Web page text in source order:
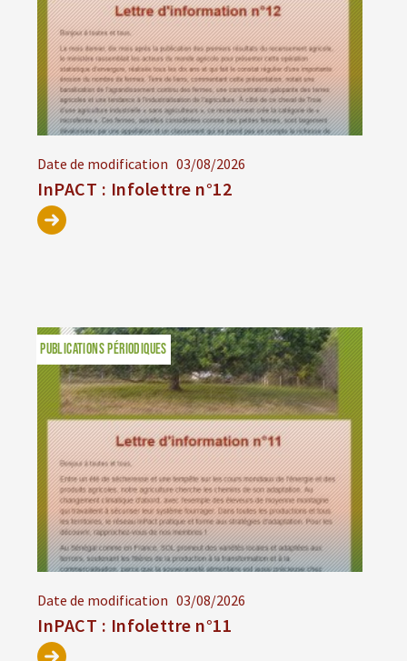
Date de modification 03/08/2026
InPACT : Infolettre n°12
Date de modification 03/08/2026
InPACT : Infolettre n°11
PUBLICATIONS PÉRIODIQUES